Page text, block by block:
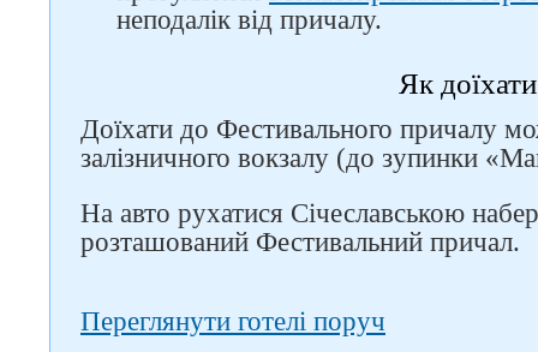
неподалік від причалу.
Як доїхати
Доїхати до Фестивального причалу
залізничного вокзалу (до зупинки
На авто рухатися Січеславською
розташований Фестивальний причал.
Переглянути готелі поруч